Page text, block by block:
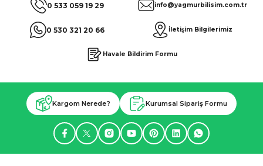
0 533 059 19 29
0 530 321 20 66
info@yagmurbilisim.com.tr
İletişim Bilgilerimiz
Havale Bildirim Formu
Kargom Nerede? Kurumsal Sipariş Formu